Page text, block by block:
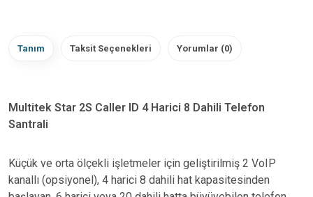
Tanım Taksit Seçenekleri Yorumlar (0)
Multitek Star 2S Caller ID 4 Harici 8 Dahili Telefon
Santrali
Küçük ve orta ölçekli işletmeler için geliştirilmiş 2 VoIP
kanallı (opsiyonel), 4 harici 8 dahili hat kapasitesinden